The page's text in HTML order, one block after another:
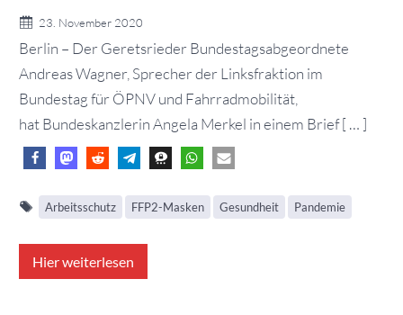
23. November 2020
Berlin – Der Geretsrieder Bundestagsabgeordnete
Andreas Wagner, Sprecher der Linksfraktion im
Bundestag für ÖPNV und Fahrradmobilität,
hat Bundeskanzlerin Angela Merkel in einem Brief [ … ]
Arbeitsschutz FFP2-Masken Gesundheit Pandemie
Hier weiterlesen